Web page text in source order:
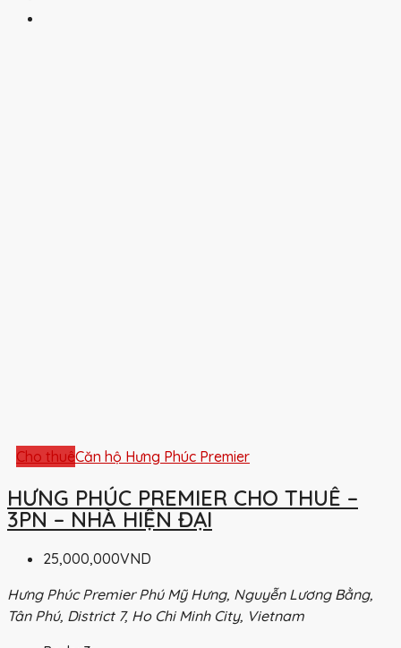
Cho thuêCăn hộ Hưng Phúc Premier
HƯNG PHÚC PREMIER CHO THUÊ –
3PN – NHÀ HIỆN ĐẠI
25,000,000VND
Hưng Phúc Premier Phú Mỹ Hưng, Nguyễn Lương Bằng,
Tân Phú, District 7, Ho Chi Minh City, Vietnam